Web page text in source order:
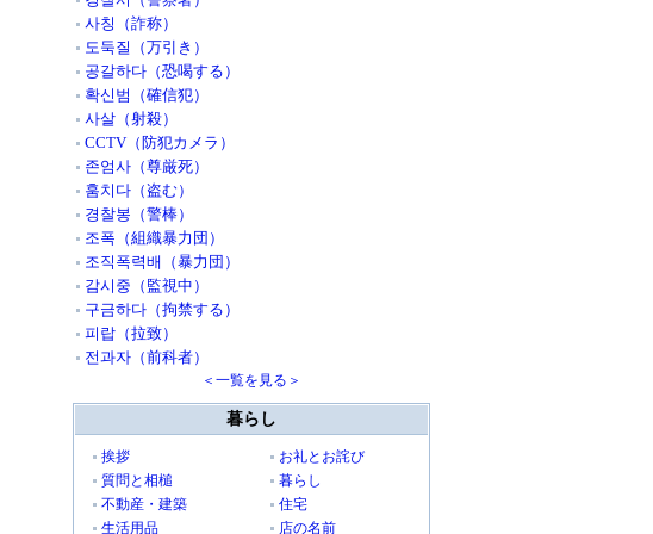
사칭（詐称）
도둑질（万引き）
공갈하다（恐喝する）
확신범（確信犯）
사살（射殺）
CCTV（防犯カメラ）
존엄사（尊厳死）
훔치다（盗む）
경찰봉（警棒）
조폭（組織暴力団）
조직폭력배（暴力団）
감시중（監視中）
구금하다（拘禁する）
피랍（拉致）
전과자（前科者）
＜一覧を見る＞
暮らし
挨拶
お礼とお詫び
質問と相槌
暮らし
不動産・建築
住宅
生活用品
店の名前